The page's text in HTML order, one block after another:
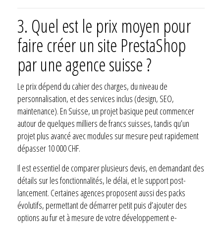
3. Quel est le prix moyen pour
faire créer un site PrestaShop
par une agence suisse ?
Le prix dépend du cahier des charges, du niveau de
personnalisation, et des services inclus (design, SEO,
maintenance). En Suisse, un projet basique peut commencer
autour de quelques milliers de francs suisses, tandis qu’un
projet plus avancé avec modules sur mesure peut rapidement
dépasser 10 000 CHF.
Il est essentiel de comparer plusieurs devis, en demandant des
détails sur les fonctionnalités, le délai, et le support post-
lancement. Certaines agences proposent aussi des packs
évolutifs, permettant de démarrer petit puis d’ajouter des
options au fur et à mesure de votre développement e-